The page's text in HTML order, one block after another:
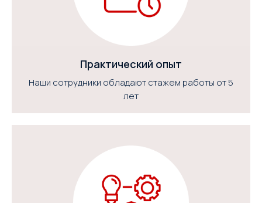
Практический опыт
Наши сотрудники обладают стажем работы от 5
лет